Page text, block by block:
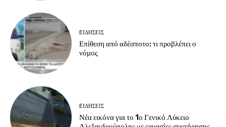
EΙΔΗΣΕΙΣ
Επίθεση από αδέσποτο: τι προβλέπει ο
νόμος
EΙΔΗΣΕΙΣ
Νέα εικόνα για το 1ο Γενικό Λύκειο